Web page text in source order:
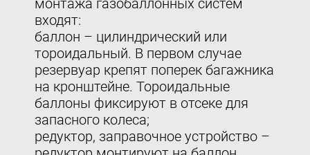
монтажа газобаллонных систем
входят:
баллон – цилиндрический или
тороидальный. В первом случае
резервуар крепят поперек багажника
на кронштейне. Тороидальные
баллоны фиксируют в отсеке для
запасного колеса;
редуктор, заправочное устройство –